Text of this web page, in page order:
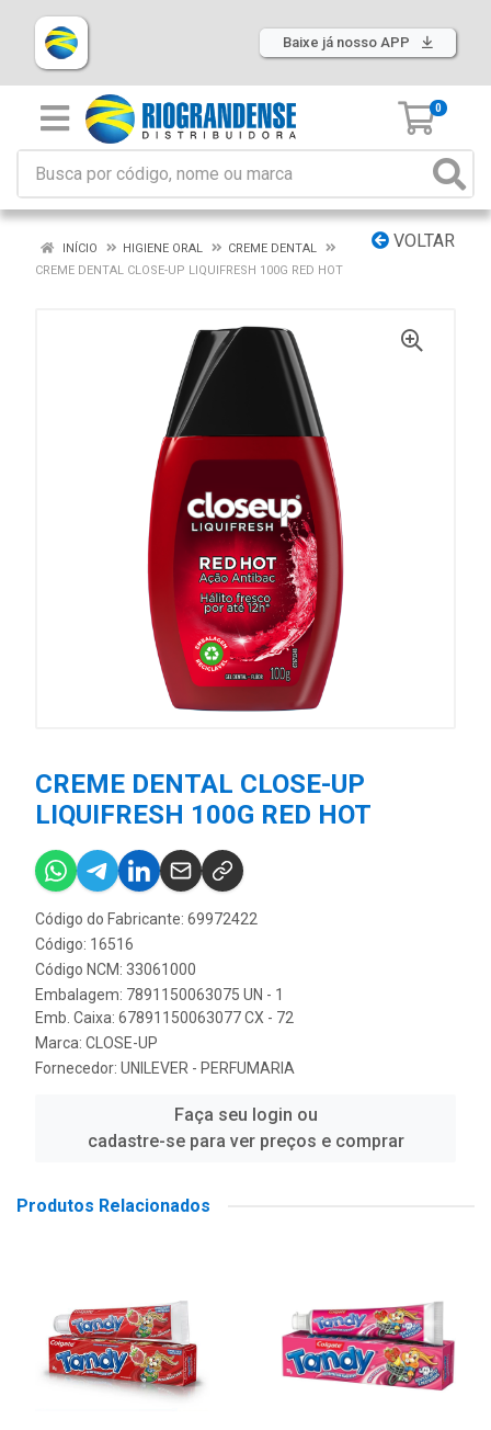
Baixe já nosso APP
0
VOLTAR
INÍCIO HIGIENE ORAL
CREME DENTAL
CREME DENTAL CLOSE-UP LIQUIFRESH 100G RED HOT
CREME DENTAL CLOSE-UP
LIQUIFRESH 100G RED HOT
Código do Fabricante: 69972422
Código: 16516
Código NCM: 33061000
Embalagem: 7891150063075 UN - 1
Emb. Caixa: 67891150063077 CX - 72
Marca: CLOSE-UP
Fornecedor: UNILEVER - PERFUMARIA
Faça seu login ou
cadastre-se para ver preços e comprar
Produtos Relacionados